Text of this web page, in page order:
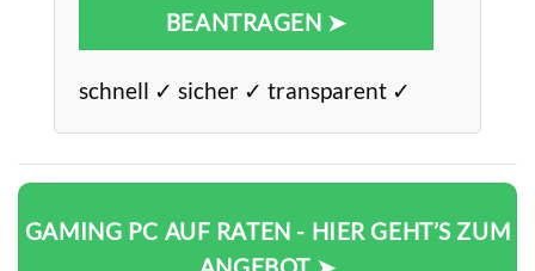
BEANTRAGEN ➤
schnell ✓ sicher ✓ transparent ✓
GAMING PC AUF RATEN - HIER GEHT’S ZUM